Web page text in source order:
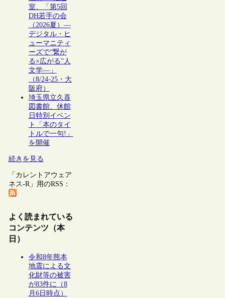
室、「第5回
DH若手の会
（2026夏）―
デジタル・ヒ
ューマニティ
ーズで“繋が
る×広がる”人
文学―」
（8/24-25・大
阪府）
埼玉県立久喜
図書館、休館
日特別イベン
ト「本のタイ
トルで一句!」
を開催
続きを見る
「カレントアウェア
ネス-R」用のRSS：
よく読まれている
コンテンツ（本
日）
令和8年熊本
地震による文
化財等の被害
が83件に（8
月6日時点）